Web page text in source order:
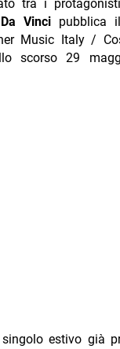
tra i
Vinci pubblica
Music Italy /
scorso 29
estivo già